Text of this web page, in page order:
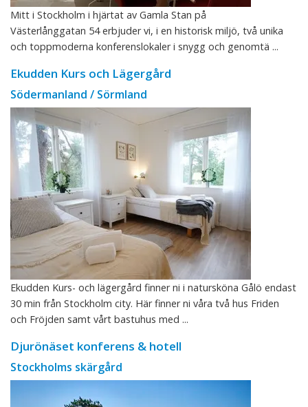
Mitt i Stockholm i hjärtat av Gamla Stan på
Västerlånggatan 54 erbjuder vi, i en historisk miljö, två unika
och toppmoderna konferenslokaler i snygg och genomtä ...
Ekudden Kurs och Lägergård
Södermanland / Sörmland
Ekudden Kurs- och lägergård finner ni i natursköna Gålö endast
30 min från Stockholm city. Här finner ni våra två hus Friden
och Fröjden samt vårt bastuhus med ...
Djurönäset konferens & hotell
Stockholms skärgård